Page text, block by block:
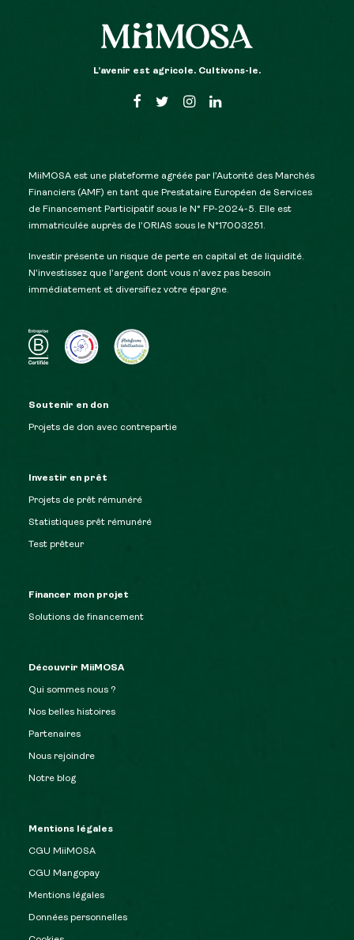
L’avenir est agricole. Cultivons-le.
MiiMOSA est une plateforme agréée par l’Autorité des Marchés
Financiers (AMF) en tant que Prestataire Européen de Services
de Financement Participatif sous le N° FP-2024-5. Elle est
immatriculée auprès de l’ORIAS sous le N°17003251.
Investir présente un risque de perte en capital et de liquidité.
N’investissez que l’argent dont vous n’avez pas besoin
immédiatement et diversifiez votre épargne.
Soutenir en don
Projets de don avec contrepartie
Investir en prêt
Projets de prêt rémunéré
Statistiques prêt rémunéré
Test prêteur
Financer mon projet
Solutions de financement
Découvrir MiiMOSA
Qui sommes nous ?
Nos belles histoires
Partenaires
Nous rejoindre
Notre blog
Mentions légales
CGU MiiMOSA
CGU Mangopay
Mentions légales
Données personnelles